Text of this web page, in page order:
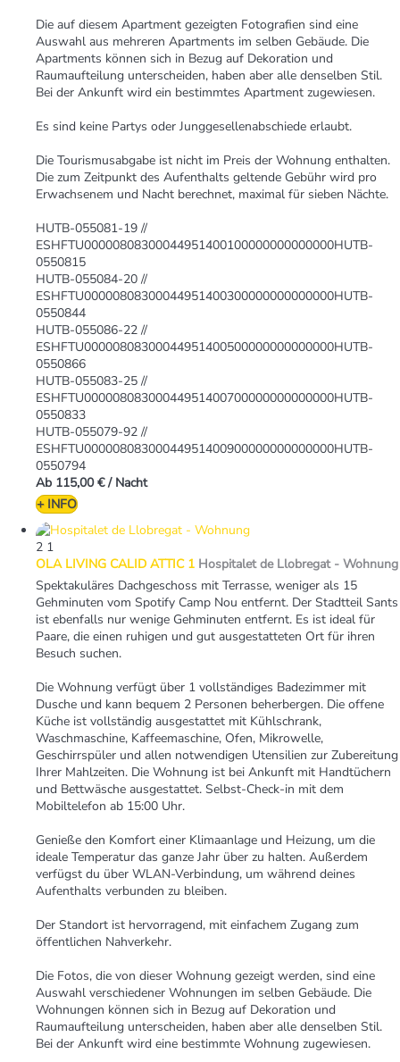
Die auf diesem Apartment gezeigten Fotografien sind eine
Auswahl aus mehreren Apartments im selben Gebäude. Die
Apartments können sich in Bezug auf Dekoration und
Raumaufteilung unterscheiden, haben aber alle denselben Stil.
Bei der Ankunft wird ein bestimmtes Apartment zugewiesen.
Es sind keine Partys oder Junggesellenabschiede erlaubt.
Die Tourismusabgabe ist nicht im Preis der Wohnung enthalten.
Die zum Zeitpunkt des Aufenthalts geltende Gebühr wird pro
Erwachsenem und Nacht berechnet, maximal für sieben Nächte.
HUTB-055081-19 //
ESHFTU00000808300044951400100000000000000HUTB-
0550815
HUTB-055084-20 //
ESHFTU00000808300044951400300000000000000HUTB-
0550844
HUTB-055086-22 //
ESHFTU00000808300044951400500000000000000HUTB-
0550866
HUTB-055083-25 //
ESHFTU00000808300044951400700000000000000HUTB-
0550833
HUTB-055079-92 //
ESHFTU00000808300044951400900000000000000HUTB-
0550794
Ab 115,00 € / Nacht
+ INFO
2 1
OLA LIVING CALID ATTIC 1 Hospitalet de Llobregat - Wohnung
Spektakuläres Dachgeschoss mit Terrasse, weniger als 15
Gehminuten vom Spotify Camp Nou entfernt. Der Stadtteil Sants
ist ebenfalls nur wenige Gehminuten entfernt. Es ist ideal für
Paare, die einen ruhigen und gut ausgestatteten Ort für ihren
Besuch suchen.
Die Wohnung verfügt über 1 vollständiges Badezimmer mit
Dusche und kann bequem 2 Personen beherbergen. Die offene
Küche ist vollständig ausgestattet mit Kühlschrank,
Waschmaschine, Kaffeemaschine, Ofen, Mikrowelle,
Geschirrspüler und allen notwendigen Utensilien zur Zubereitung
Ihrer Mahlzeiten. Die Wohnung ist bei Ankunft mit Handtüchern
und Bettwäsche ausgestattet. Selbst-Check-in mit dem
Mobiltelefon ab 15:00 Uhr.
Genieße den Komfort einer Klimaanlage und Heizung, um die
ideale Temperatur das ganze Jahr über zu halten. Außerdem
verfügst du über WLAN-Verbindung, um während deines
Aufenthalts verbunden zu bleiben.
Der Standort ist hervorragend, mit einfachem Zugang zum
öffentlichen Nahverkehr.
Die Fotos, die von dieser Wohnung gezeigt werden, sind eine
Auswahl verschiedener Wohnungen im selben Gebäude. Die
Wohnungen können sich in Bezug auf Dekoration und
Raumaufteilung unterscheiden, haben aber alle denselben Stil.
Bei der Ankunft wird eine bestimmte Wohnung zugewiesen.